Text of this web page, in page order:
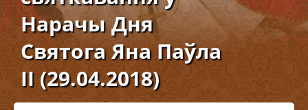
Нарачы Дня
Святога Яна Паўла
ІІ (29.04.2018)